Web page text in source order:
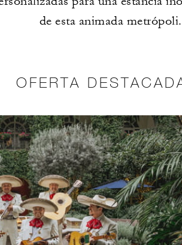
de esta animada metrópoli.
OFERTA